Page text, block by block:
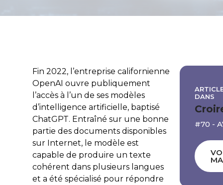
Fin 2022, l’entreprise californienne
OpenAI ouvre publiquement
l’accès à l’un de ses modèles
d’intelligence artificielle, baptisé
ChatGPT. Entraîné sur une bonne
partie des documents disponibles
sur Internet, le modèle est
capable de produire un texte
cohérent dans plusieurs langues
et a été spécialisé pour répondre
DANS
#70 -